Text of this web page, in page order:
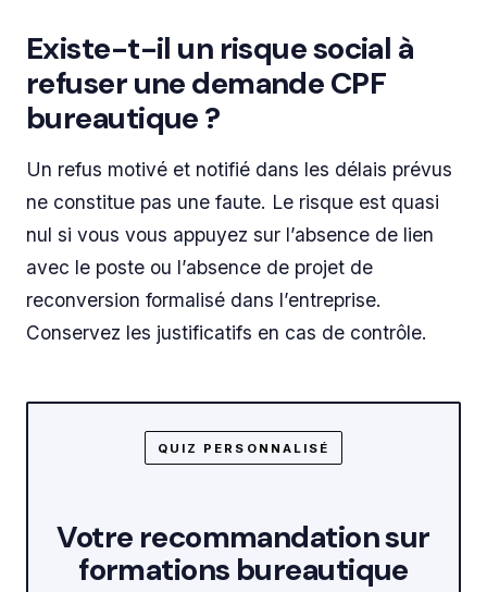
Existe-t-il un risque social à
refuser une demande CPF
bureautique ?
Un refus motivé et notifié dans les délais prévus
ne constitue pas une faute. Le risque est quasi
nul si vous vous appuyez sur l’absence de lien
avec le poste ou l’absence de projet de
reconversion formalisé dans l’entreprise.
Conservez les justificatifs en cas de contrôle.
QUIZ PERSONNALISÉ
Votre recommandation sur
formations bureautique